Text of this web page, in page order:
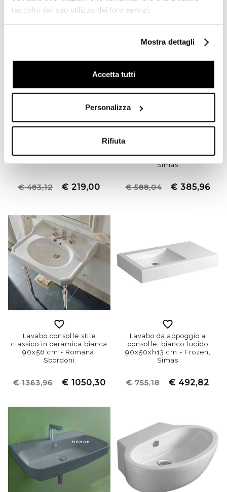
raccolto dal suo utilizzo dei loro servizi.
Mostra dettagli
Accetta tutti
Personalizza
Rifiuta
cm - Vignoni, Simas
€ 483,12 € 219,00
sospeso Evolution EVO12
Simas
€ 588,04 € 385,96
Lavabo consolle stile
classico in ceramica bianca
90x56 cm - Romana,
Sbordoni
€ 1363,96 € 1050,30
Lavabo da appoggio a
consolle, bianco lucido
90x50xh13 cm - Frozen,
Simas
€ 755,18 € 492,82